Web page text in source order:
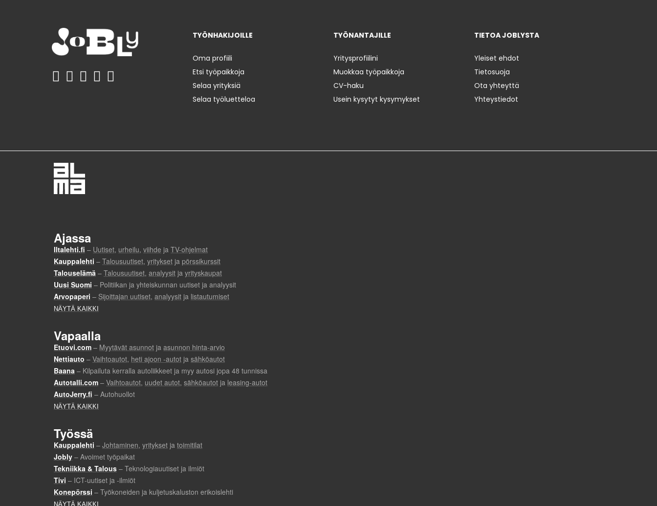
TYÖNHAKIJOILLE
Oma profiili
Etsi työpaikkoja
Selaa yrityksiä
Selaa työluetteloa
TYÖNANTAJILLE
Yritysprofiilini
Muokkaa työpaikkoja
CV-haku
Usein kysytyt kysymykset
TIETOA JOBLYSTA
Yleiset ehdot
Tietosuoja
Ota yhteyttä
Yhteystiedot